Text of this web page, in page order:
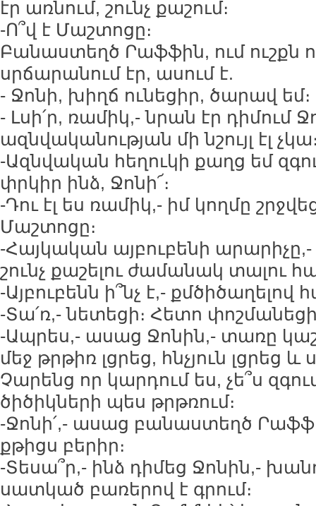
էր առնում, շունչ քաշում։
-Ո՞վ է Մաշտոցը։
Բանաստեղծ Րաֆֆին, ում ուշքն
սրճարանում էր, ասում է.
- Ջոնի, խիղճ ունեցիր, ծարավ եմ։
- Լսի՛ր, ռամիկ,- նրան էր դիմում
ազնվականության մի նշույլ էլ
-Ազնվական հեղուկի քաղց եմ
փրկիր ինձ, Ջոնի՜։
-Դու էլ ես ռամիկ,- իմ կողմը
Մաշտոցը։
-Հայկական այբուբենի արարիչը,-
շունչ քաշելու ժամանակ տալու
-Այբուբենն ի՞նչ է,- քմծիծաղելով
-Տա՛ռ,- նետեցի։ Հետո
-Ապրես,- ասաց Ջոնին,- տառը
մեջ թրթիռ լցրեց, հնչյուն լցրեց
Չարենց որ կարդում ես, չե՞ս
ծիծիկների պես թրթռում։
-Ջոնի՛,- ասաց բանաստեղծ
քթիցս բերիր։
-Տեսա՞ր,- ինձ դիմեց Ջոնին,-
սատկած բառերով է գրում։